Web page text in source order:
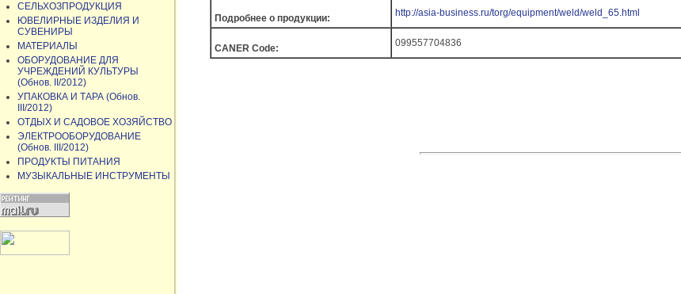
Подробнее о продукции: http://asia-business.ru/torg/equipment/weld/weld_65.html
CANER Code: 099557704836
СЕЛЬХОЗПРОДУКЦИЯ
ЮВЕЛИРНЫЕ ИЗДЕЛИЯ И
СУВЕНИРЫ
МАТЕРИАЛЫ
ОБОРУДОВАНИЕ ДЛЯ
УЧРЕЖДЕНИЙ КУЛЬТУРЫ
(Обнов. II/2012)
УПАКОВКА И ТАРА (Обнов.
III/2012)
ОТДЫХ И САДОВОЕ ХОЗЯЙСТВО
ЭЛЕКТРООБОРУДОВАНИЕ
(Обнов. III/2012)
ПРОДУКТЫ ПИТАНИЯ
МУЗЫКАЛЬНЫЕ ИНСТРУМЕНТЫ